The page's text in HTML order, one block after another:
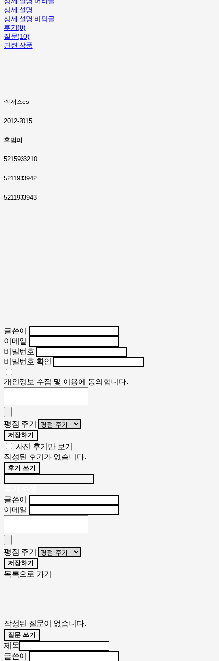
상세 설명
상세 설명 바닥글
후기(0)
질문(10)
관련 상품
렉서스es
2012-2015
후범퍼
5215933210
5211933942
5211933943
글쓴이
이메일
비밀번호
비밀번호 확인
개인정보 수집 및 이용에 동의합니다.
평점 주기
저장하기
사진 후기만 보기
작성된 후기가 없습니다.
후기 쓰기
글쓴이
이메일
평점 주기
저장하기
목록으로 가기
작성된 질문이 없습니다.
질문 쓰기
제목
글쓴이